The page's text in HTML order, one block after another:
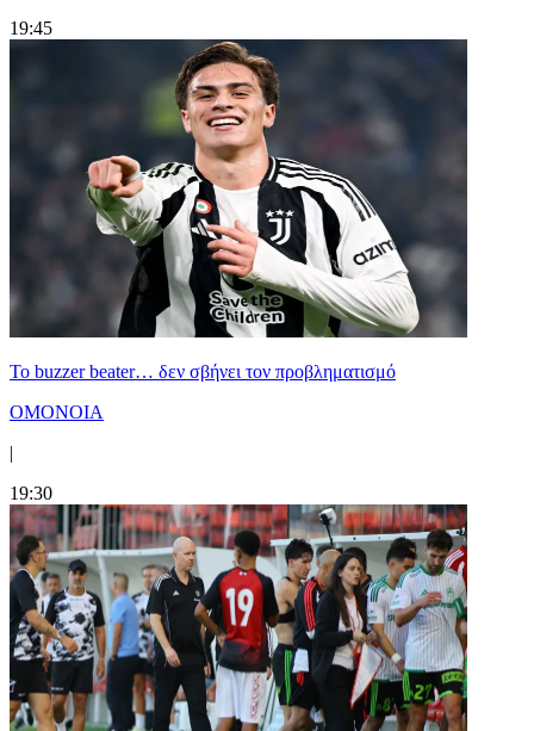
19:45
Το buzzer beater… δεν σβήνει τoν προβληματισμό
ΟΜΟΝΟΙΑ
|
19:30